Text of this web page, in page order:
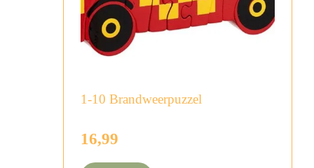
1-10 Brandweerpuzzel
16,99